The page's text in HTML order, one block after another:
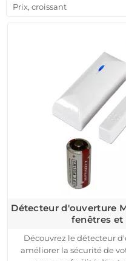
Prix, croissant
Détecteur d'ouverture
fenêtres
Découvrez le détecteur
améliorer la sécurité de